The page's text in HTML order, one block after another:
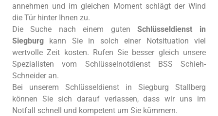
annehmen und im gleichen Moment schlägt der Wind
die Tür hinter Ihnen zu.
Die Suche nach einem guten Schlüsseldienst in
Siegburg kann Sie in solch einer Notsituation viel
wertvolle Zeit kosten. Rufen Sie besser gleich unsere
Spezialisten vom Schlüsselnotdienst BSS Schieh-
Schneider an.
Bei unserem Schlüsseldienst in Siegburg Stallberg
können Sie sich darauf verlassen, dass wir uns im
Notfall schnell und kompetent um Sie kümmern.